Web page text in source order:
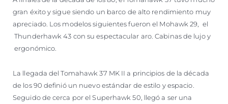
gran éxito y sigue siendo un barco de alto rendimiento muy
apreciado. Los modelos siguientes fueron el Mohawk 29, el
Thunderhawk 43 con su espectacular aro. Cabinas de lujo y
ergonómico.
La llegada del Tomahawk 37 MK II a principios de la década
de los 90 definió un nuevo estándar de estilo y espacio.
Seguido de cerca por el Superhawk 50, llegó a ser una